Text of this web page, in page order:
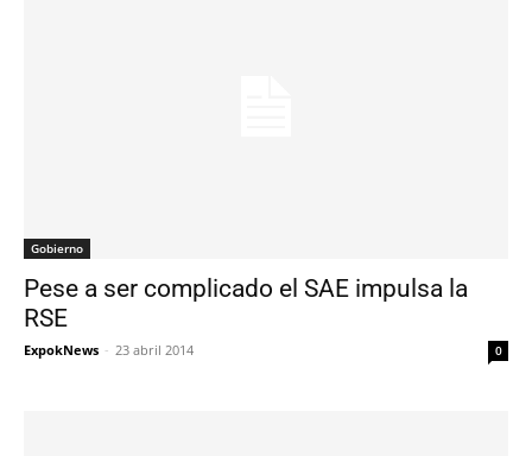
Gobierno
Pese a ser complicado el SAE impulsa la
RSE
ExpokNews - 23 abril 2014 0